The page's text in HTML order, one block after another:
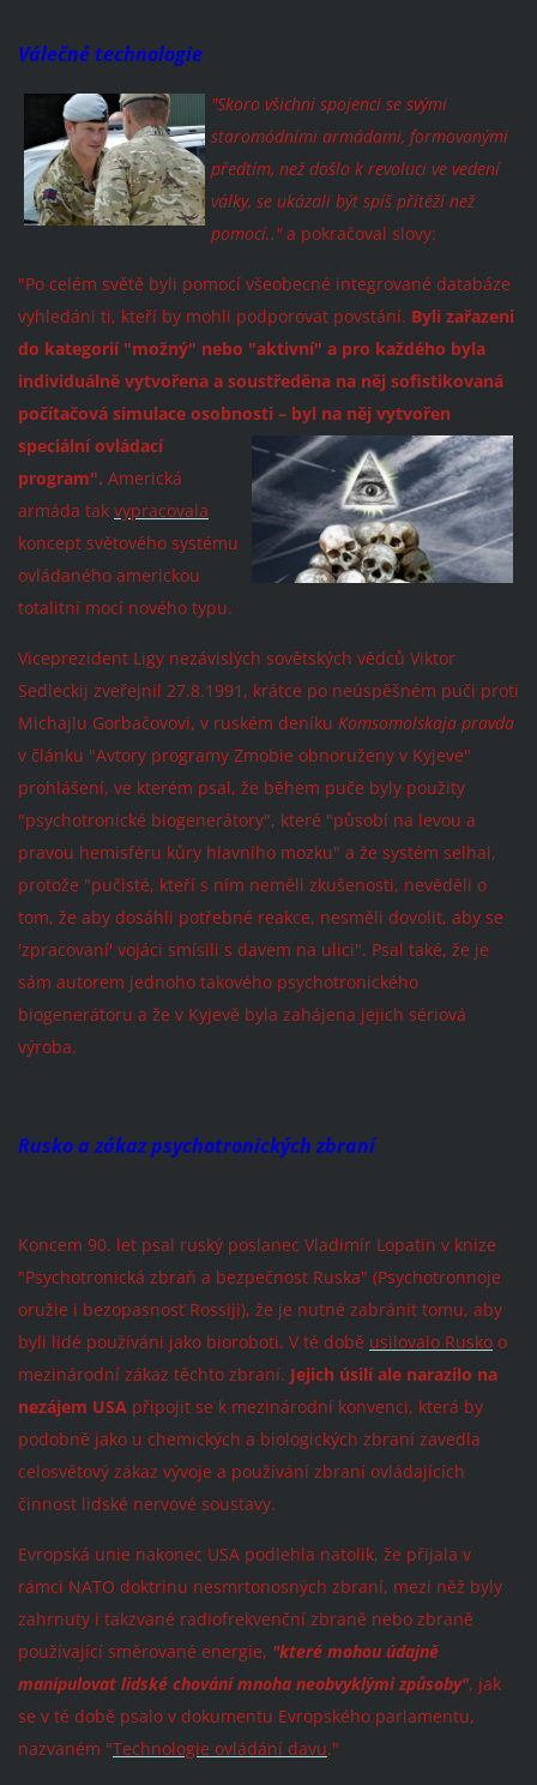
Válečné technologie
"Skoro všichni spojenci se svými
staromódními armádami, formovanými
předtím, než došlo k revoluci ve vedení
války, se ukázali být spíš přítěží než
pomocí.."a pokračoval slovy:
"Po celém světě byli pomocí všeobecné integrované databáze
vyhledáni ti, kteří by mohli podporovat povstání. Byli zařazeni
do kategorií "možný" nebo "aktivní" a pro každého byla
individuálně vytvořena a soustředěna na něj sofistikovaná
počítačová simulace osobnosti – byl na něj vytvořen
speciální ovládací
program". Americká
armáda tak vypracovala
koncept světového systému
ovládaného americkou
totalitní mocí nového typu.
Viceprezident Ligy nezávislých sovětských vědců Viktor
Sedleckij zveřejnil 27.8.1991, krátce po neúspěšném puči proti
Michajlu Gorbačovovi, v ruském deníku Komsomolskaja pravda
v článku "Avtory programy Zmobie obnoruženy v Kyjeve"
prohlášení, ve kterém psal, že během puče byly použity
"psychotronické biogenerátory", které "působí na levou a
pravou hemisféru kůry hlavního mozku" a že systém selhal,
protože "pučisté, kteří s ním neměli zkušenosti, nevěděli o
tom, že aby dosáhli potřebné reakce, nesměli dovolit, aby se
'zpracovaní' vojáci smísili s davem na ulici". Psal také, že je
sám autorem jednoho takového psychotronického
biogenerátoru a že v Kyjevě byla zahájena jejich sériová
výroba.
Rusko a zákaz psychotronických zbraní
Koncem 90. let psal ruský poslanec Vladimír Lopatin v knize
"Psychotronická zbraň a bezpečnost Ruska" (Psychotronnoje
oružie i bezopasnosť Rossiji), že je nutné zabránit tomu, aby
byli lidé používáni jako bioroboti. V té době usilovalo Ruskoo
mezinárodní zákaz těchto zbraní. Jejich úsilí ale narazilo na
nezájem USA připojit se k mezinárodní konvenci, která by
podobně jako u chemických a biologických zbraní zavedla
celosvětový zákaz vývoje a používání zbraní ovládajících
činnost lidské nervové soustavy.
Evropská unie nakonec USA podlehla natolik, že přijala v
rámci NATO doktrinu nesmrtonosných zbraní, mezi něž byly
zahrnuty i takzvané radiofrekvenční zbraně nebo zbraně
používající směrované energie, "které mohou údajně
manipulovat lidské chování mnoha neobvyklými způsoby", jak
se v té době psalo v dokumentu Evropského parlamentu,
nazvaném "Technologie ovládání davu."